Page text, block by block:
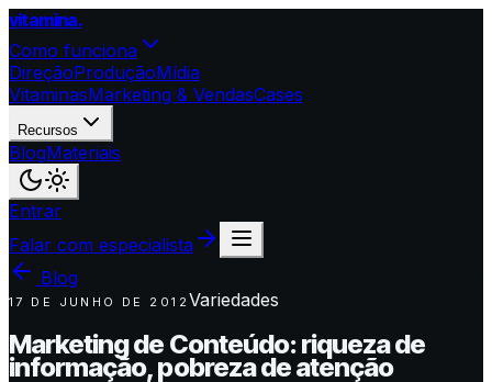
vitamina.
Como funciona
DireçãoProduçãoMídia
VitaminasMarketing & VendasCases
Recursos
BlogMateriais
Entrar
Falar com especialista
Blog
17 DE JUNHO DE 2012Variedades
Marketing de Conteúdo: riqueza de
informação, pobreza de atenção